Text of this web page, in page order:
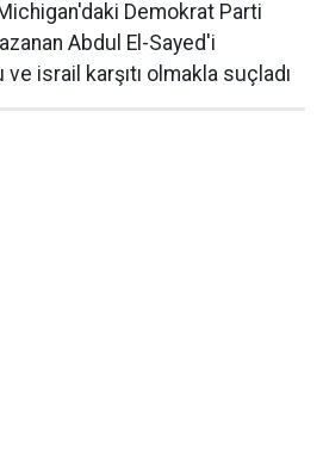
Demokrat Parti
Abdul El-Sayed'i
israil karşıtı olmakla suçladı